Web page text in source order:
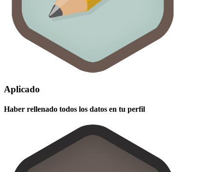
Aplicado
Haber rellenado todos los datos en tu perfil